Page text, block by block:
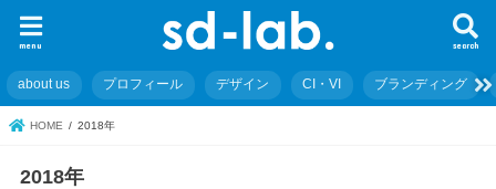
search
menu
about us プロフィール デザイン CI・VI ブランディング
HOME 2018年
2018年